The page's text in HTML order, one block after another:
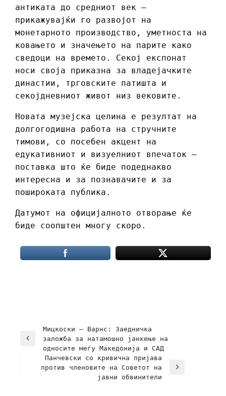
антиката до средниот век –
прикажувајќи го развојот на
монетарното производство, уметноста на
ковањето и значењето на парите како
сведоци на времето. Секој експонат
носи своја приказна за владејачките
династии, трговските патишта и
секојдневниот живот низ вековите.
Новата музејска целина е резултат на
долгогодишна работа на стручните
тимови, со посебен акцент на
едукативниот и визуелниот впечаток –
поставка што ќе биде подеднакво
интересна и за познавачите и за
пошироката публика.
Датумот на официјалното отворање ќе
биде соопштен многу скоро.
Мицкоски – Варнс: Заедничка
заложба за натамошно јанкење на
односите меѓу Македонија и САД
Панчевски сo кривична пријава
против членовите на Советот на
јавни обвинители